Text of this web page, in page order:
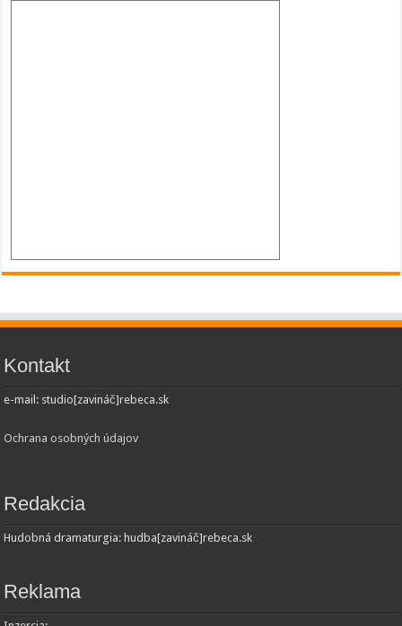
Kontakt
e-mail: studio[zavináč]rebeca.sk
Ochrana osobných údajov
Redakcia
Hudobná dramaturgia: hudba[zavináč]rebeca.sk
Reklama